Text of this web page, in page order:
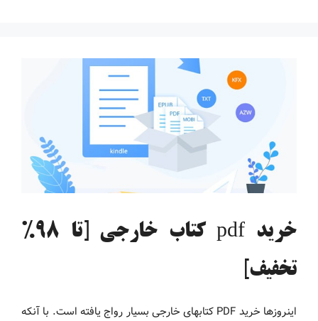
خرید pdf کتاب خارجی [تا 98%
تخفیف]
اینروزها خرید PDF کتاب‎های خارجی بسیار رواج یافته است. با آنکه